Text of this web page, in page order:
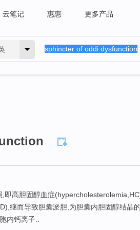
云笔记 惠惠 更多产品
,即高胆固醇血症
继而导致胆囊淤胆,为胆囊内胆固醇结晶
内钙离子..